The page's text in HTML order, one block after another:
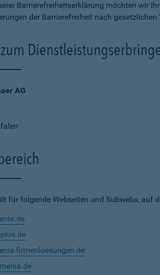
Barrierefreiheitserklärung möchten wir
der Barrierefreiheit nach
AG
für folgende Webseiten und Subwebs, auf
firmenloesungen.de